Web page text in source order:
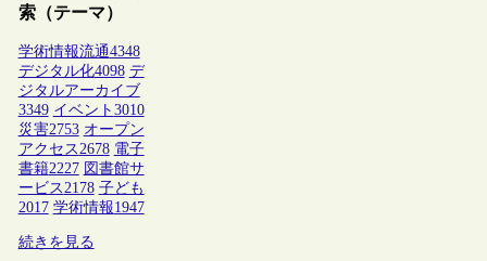
索（テーマ）
学術情報流通4348
デジタル化4098 デ
ジタルアーカイブ
3349 イベント 3010
災害2753 オープン
アクセス2678 電子
書籍2227 図書館サ
ービス2178 子ども
2017 学術情報1947
続きを見る